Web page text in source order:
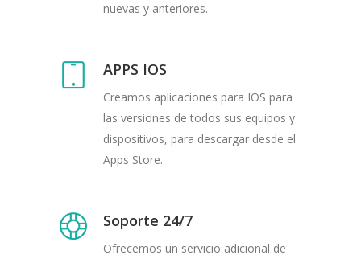
nuevas y anteriores.
APPS IOS
Creamos aplicaciones para IOS para
las versiones de todos sus equipos y
dispositivos, para descargar desde el
Apps Store.
Soporte 24/7
Ofrecemos un servicio adicional de